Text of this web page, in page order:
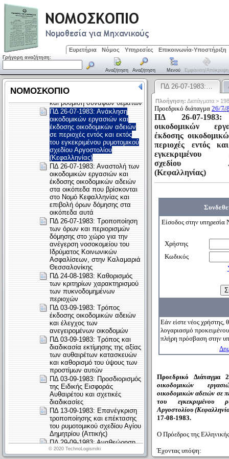
Ευρετήρια Νόμος Υπηρεσίες Επικοινωνία-Υποστήριξη
Γρήγορη αναζήτηση:
Αναζήτηση Αναζήτηση Μενού Εμφάνιση/απόκρυψη
ΠΔ 26-07-1983:…